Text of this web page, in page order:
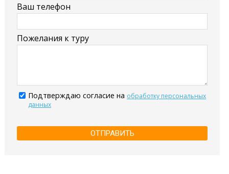
Ваш телефон
Пожелания к туру
Подтверждаю согласие на обработку персональных
данных
ОТПРАВИТЬ